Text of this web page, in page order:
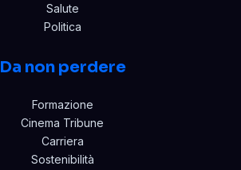
Salute
Politica
Da non perdere
Formazione
Cinema Tribune
Carriera
Sostenibilità